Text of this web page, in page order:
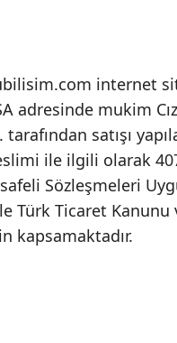
internet
adresinde mukim
satışı
ile ilgili olarak
Sözleşmeleri
Türk Ticaret
kapsamaktadır.